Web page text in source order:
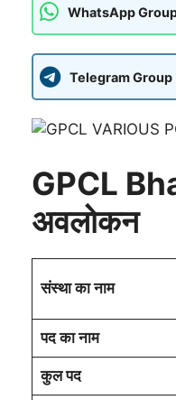
WhatsApp
Telegram Group
GPCL
अवलोकन
संस्था का नाम
पद का नाम
कुल पद